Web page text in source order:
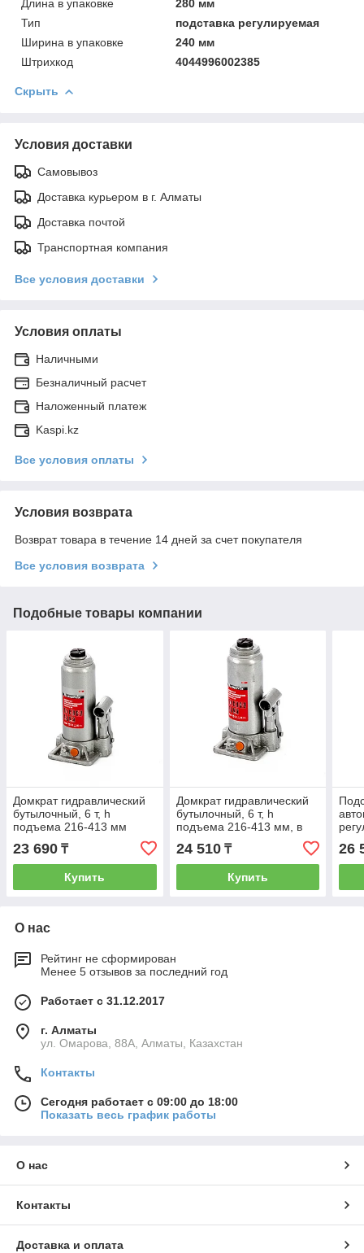
Длинa в упаковке
280 мм
Тип
подставка регулируемая
Ширинa в упаковке
240 мм
Штрихкод
4044996002385
Скрыть
Условия доставки
Самовывоз
Доставка курьером в г. Алматы
Доставка почтой
Транспортная компания
Все условия доставки
Условия оплаты
Наличными
Безналичный расчет
Наложенный платеж
Kaspi.kz
Все условия оплаты
Условия возврата
Возврат товара в течение 14 дней за счет покупателя
Все условия возврата
Подобные товары компании
Домкрат гидравлический
бутылочный, 6 т, h
подъема 216-413 мм
Matrix 50765
23 690 ₸
Купить
Домкрат гидравлический
бутылочный, 6 т, h
подъема 216-413 мм, в
пластиковом кейсе Matrix
50777
24 510₸
Купить
шт,
26
О нас
Рейтинг не сформирован
Менее 5 отзывов за последний год
Работает с 31.12.2017
г. Алматы
ул. Омарова, 88А, Алматы, Казахстан
Контакты
Сегодня работает с 09:00 до 18:00
Показать весь график работы
О нас
Контакты
Доставка и оплата